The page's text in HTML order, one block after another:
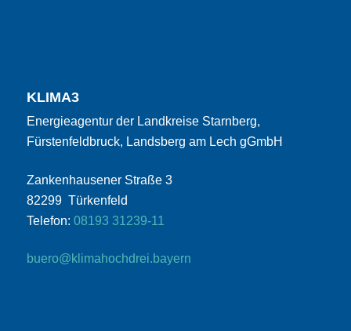
KLIMA3
Energieagentur der Landkreise Starnberg,
Fürstenfeldbruck, Landsberg am Lech gGmbH
Zankenhausener Straße 3
82299 Türkenfeld
Telefon: 08193 31239-11
buero@klimahochdrei.bayern